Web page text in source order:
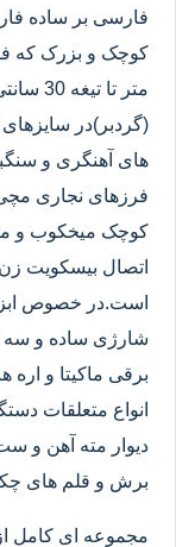
فارسی بر ساده
متر
(گردبر)در
های آهنگری و
فرزهای نجاری
کوچک میخکوب و
اتصال بیسکویت
است.در خصوص
شارژی ساده و سه
برقی ماکیتا و اره
انواع متعلقات
دیوار مته آهن و
برش و قلم های
مجموعه ای کامل